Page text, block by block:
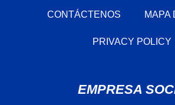
CONTÁCTENOS MAPA
PRIVACY POLICY
EMPRESA